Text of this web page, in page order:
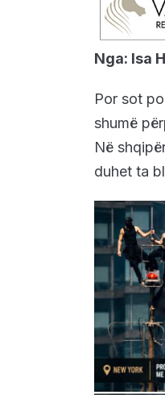
Nga: Isa
Por sot
shumë
Në
duhet ta